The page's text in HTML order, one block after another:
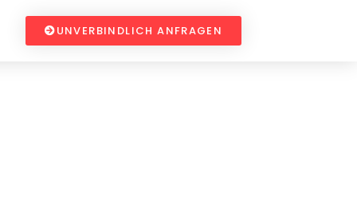
UNVERBINDLICH ANFRAGEN